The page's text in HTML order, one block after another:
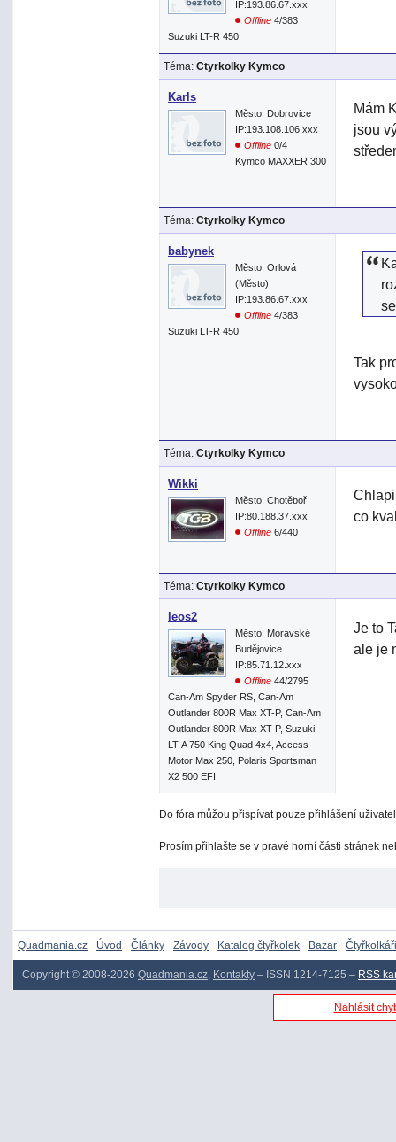
IP:193.86.67.xxx
Offline 4/383
Suzuki LT-R 450
Téma: Ctyrkolky Kymco
Karls
Město: Dobrovice
IP:193.108.106.xxx
Offline 0/4
Kymco MAXXER 300
Mám
jsou
Téma: Ctyrkolky Kymco
babynek
Město: Orlová
(Město)
IP:193.86.67.xxx
Offline 4/383
Suzuki LT-R 450
Tak
Téma: Ctyrkolky Kymco
Wikki
Město: Chotěboř
IP:80.188.37.xxx
Offline 6/440
co
Téma: Ctyrkolky Kymco
leos2
Město: Moravské
Budějovice
IP:85.71.12.xxx
Offline 44/2795
Can-Am Spyder RS, Can-Am
Outlander 800R Max XT-P, Can-Am
Outlander 800R Max XT-P, Suzuki
LT-A 750 King Quad 4x4, Access
Motor Max 250, Polaris Sportsman
X2 500 EFI
Je to
ale je
Do fóra můžou přispívat pouze přihlášení
Prosím přihlašte se v pravé horní části stránek
Quadmania.cz Úvod Články Závody Katalog čtyřkolek Bazar Čtyřkolkáři
Copyright © 2008-2026 Quadmania.cz, Kontakty – ISSN 1214-7125 – RSS
Nahlásit